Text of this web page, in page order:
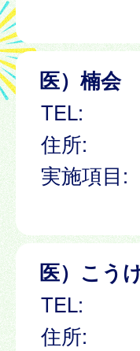
医）楠会
TEL:
住所:
実施項目:
医）こう
TEL:
住所: